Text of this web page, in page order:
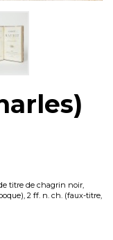
titre de chagrin noir,
2 ff. n. ch. (faux-titre,